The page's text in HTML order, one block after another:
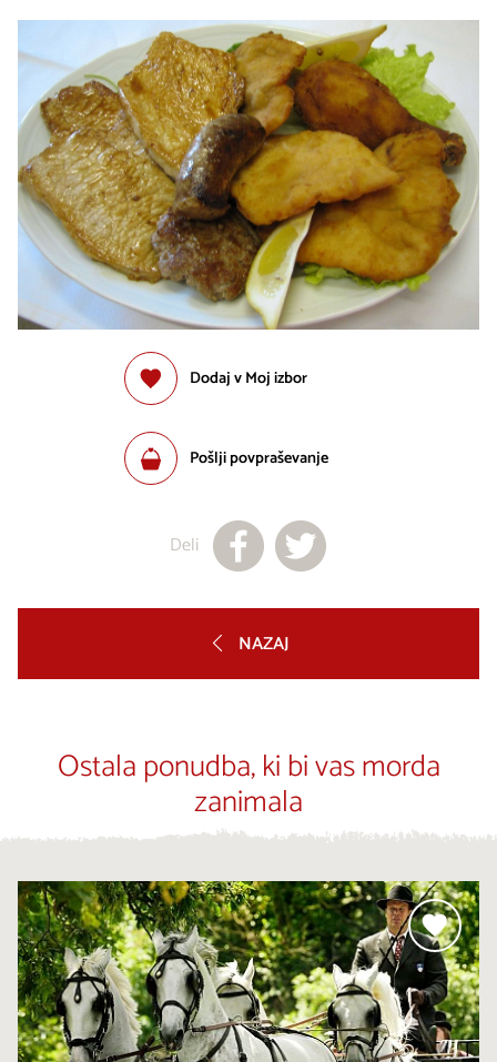
Dodaj v Moj izbor
Pošlji povpraševanje
Deli
NAZAJ
Ostala ponudba, ki bi vas morda
zanimala